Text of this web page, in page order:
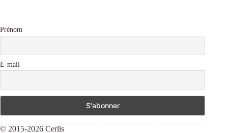
Prénom
E-mail
© 2015-2026 Cerlis